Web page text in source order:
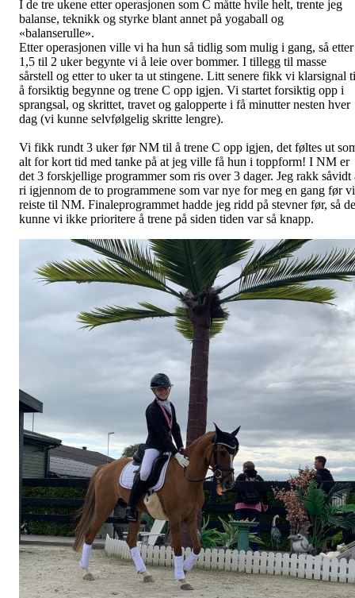
I de tre ukene etter operasjonen som C måtte hvile helt, trente jeg
balanse, teknikk og styrke blant annet på yogaball og
«balanserulle».
Etter operasjonen ville vi ha hun så tidlig som mulig i gang, så etter
1,5 til 2 uker begynte vi å leie over bommer. I tillegg til masse
sårstell og etter to uker ta ut stingene. Litt senere fikk vi klarsignal
å forsiktig begynne og trene C opp igjen. Vi startet forsiktig opp i
sprangsal, og skrittet, travet og galopperte i få minutter nesten hver
dag (vi kunne selvfølgelig skritte lengre).
Vi fikk rundt 3 uker før NM til å trene C opp igjen, det føltes ut
alt for kort tid med tanke på at jeg ville få hun i toppform! I NM er
det 3 forskjellige programmer som ris over 3 dager. Jeg rakk såvidt
ri igjennom de to programmene som var nye for meg en gang før vi
reiste til NM. Finaleprogrammet hadde jeg ridd på stevner før, så
kunne vi ikke prioritere å trene på siden tiden var så knapp.